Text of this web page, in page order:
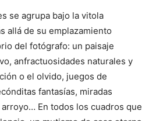
se agrupa bajo la vitola
allá de su emplazamiento
del fotógrafo: un paisaje
anfractuosidades naturales y
o el olvido, juegos de
fantasías, miradas
En todos los cuadros que